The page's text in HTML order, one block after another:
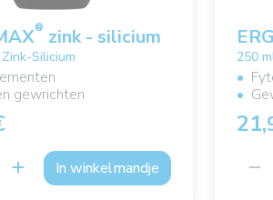
® zink - silicium
Silicium
gewrichten
In winkelmandje
250
21,